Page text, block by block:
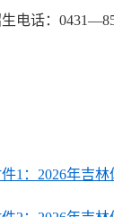
电话：
件1：2026年吉